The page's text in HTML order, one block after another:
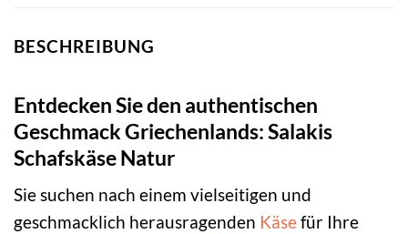
BESCHREIBUNG
Entdecken Sie den authentischen
Geschmack Griechenlands: Salakis
Schafskäse Natur
Sie suchen nach einem vielseitigen und
geschmacklich herausragenden Käsefür Ihre